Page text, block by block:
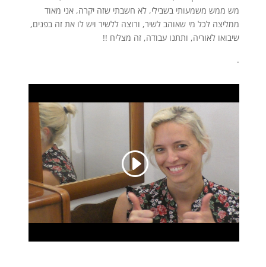
מש ממש משמעותי בשבילי, לא חשבתי שזה יקרה, אני מאוד
ממליצה לכל מי שאוהב לשיר, ורוצה ללשיר ויש לו את זה בפנים,
שיבואו לאוריה, ותתנו עבודה, זה מצליח !!
.